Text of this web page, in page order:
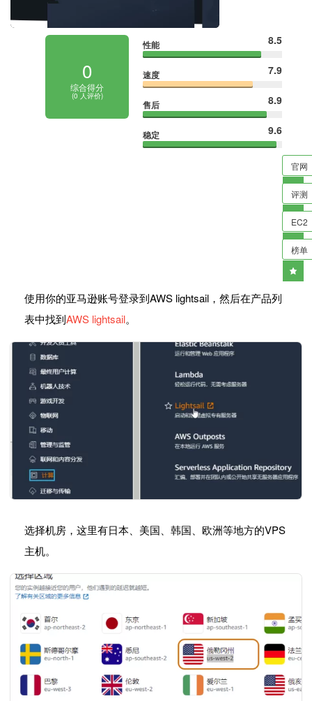
0
综合得分
(0 人评价)
性能 8.5
速度 7.9
售后 8.9
稳定 9.6
官网
评测
EC2
榜单
使用你的亚马逊账号登录到AWS lightsail，然后在产品列
表中找到AWS lightsail。
选择机房，这里有日本、美国、韩国、欧洲等地方的VPS
主机。